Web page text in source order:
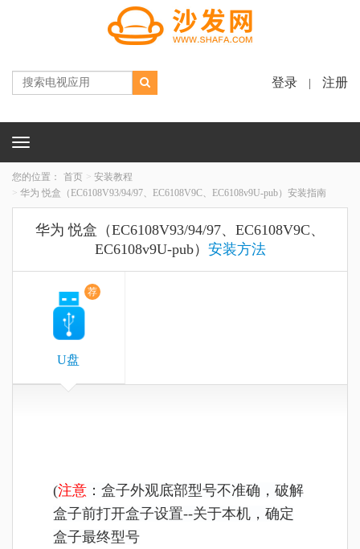
登录 注册
Toggle
您的位置： 首页
安装教程
华为 悦盒（EC6108V93/94/97、EC6108V9C、EC6108v9U-pub）安装指南
华为 悦盒（EC6108V93/94/97、EC6108V9C、
EC6108v9U-pub） 安装方法
荐
U盘
(注意 ：盒子外观底部型号不准确，破解
盒子前打开盒子设置--关于本机，确定
盒子最终型号